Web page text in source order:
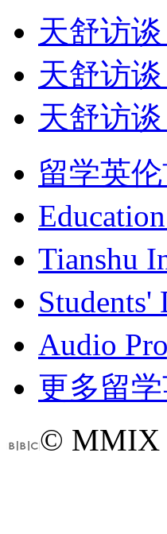
天舒访
天舒访
天舒访
留学英
Tianshu
Students'
Audio
更多留
© MMIX